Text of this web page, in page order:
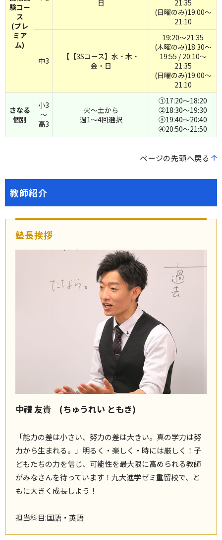
験コー
ス
(プレ
ミア
ム)
日
21:35
(日曜のみ)19:00～
21:10
中3
【【3Sコース】水・木・
金・日
19:20～21:35
(木曜のみ)18:30～
19:55 / 20:10～
21:35
(日曜のみ)19:00～
21:10
さなる
個別
小3
～
高3
火～土から
週1～4回選択
①17:20～18:20
②18:30～19:30
③19:40～20:40
④20:50～21:50
ページの先頭へ戻る
教師紹介
塾長挨拶
中禮 友貴 (ちゅうれい ともき)
「能力の差は小さい、努力の差は大きい。真の学力は努
力から生まれる。」明るく・楽しく・時には厳しく！子
どもたちの力を信じ、可能性を最大限に高められる教師
がみなさんを待っています！九大進学ゼミ重留校で、と
もに大きく成長しよう！
担当科目:国語・英語